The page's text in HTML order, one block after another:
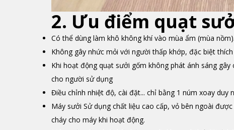
2. Ưu điểm quạt
Có thể dùng làm khô không khí vào mùa ẩm (mùa nồm).
Không gây nhức mỏi với người thấp khớp, đặc biệt
Khi hoạt động quạt sưởi gốm không phát ánh sáng
cho người sử dụng
Điều chỉnh nhiệt độ, cài đặt... chỉ bằng 1 núm xoay duy
Máy sưởi Sử dụng chất liệu cao cấp, vỏ bên ngoài
cháy cho máy khi hoạt động.